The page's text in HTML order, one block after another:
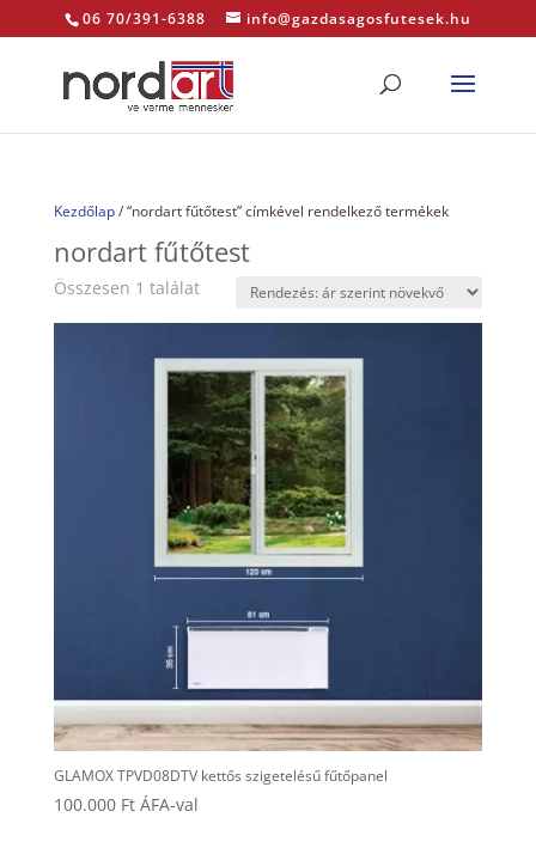
06 70/391-6388 info@gazdasagosfutesek.hu
Kezdőlap/ “nordart fűtőtest” címkével rendelkező termékek
nordart fűtőtest
Összesen 1 találat
GLAMOX TPVD08DTV kettős szigetelésű fűtőpanel
100.000 Ft ÁFA-val